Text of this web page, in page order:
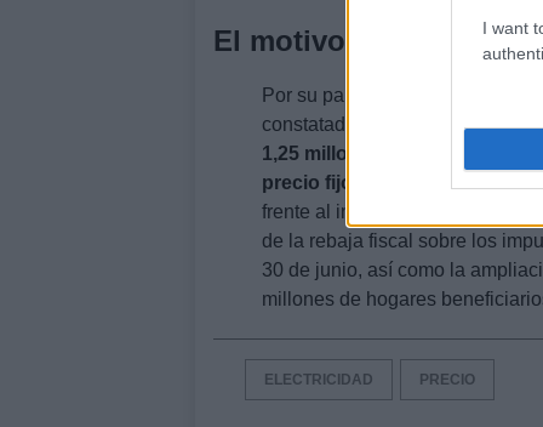
I want
El motivo del coste de
Por su parte la Comisión
constatado que en 2021, en el
1,25 millones de personas
precio fijo.
frente al impacto de la guerra
de la rebaja fiscal sobre los
30 de junio, así como la
millones de hogares
ELECTRICIDAD PRECIO